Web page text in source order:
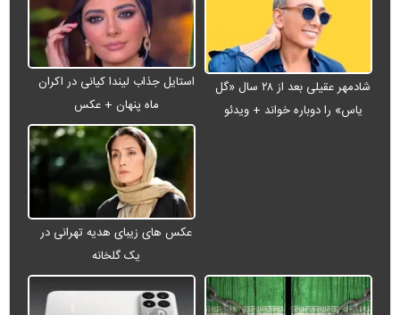
شادمهر عقیلی بعد از ۲۸ سال «گل
یاس» را دوباره خواند + ویدئو
استایل جذاب لیندا کیانی در اکران
ماه پنهان + عکس
عکس های زیبای هدیه تهرانی در
یک گلخانه